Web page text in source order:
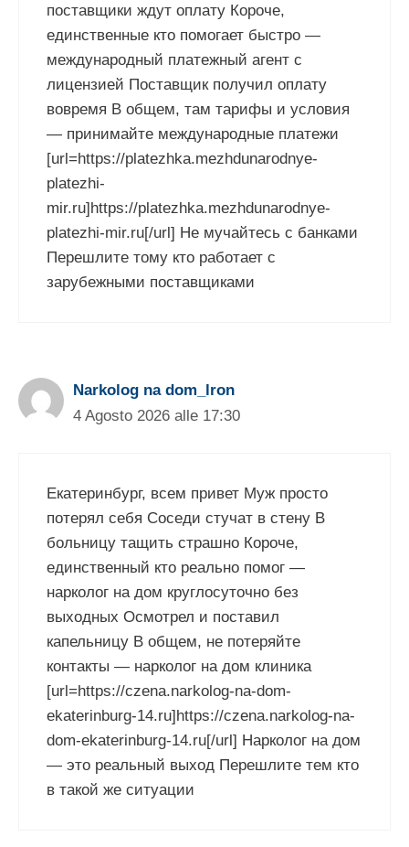
поставщики ждут оплату Короче,
единственные кто помогает быстро —
международный платежный агент с
лицензией Поставщик получил оплату
вовремя В общем, там тарифы и условия
— принимайте международные платежи
[url=https://platezhka.mezhdunarodnye-
platezhi-
mir.ru]https://platezhka.mezhdunarodnye-
platezhi-mir.ru[/url] Не мучайтесь с банками
Перешлите тому кто работает с
зарубежными поставщиками
Narkolog na dom_lron
4 Agosto 2026 alle 17:30
Екатеринбург, всем привет Муж просто
потерял себя Соседи стучат в стену В
больницу тащить страшно Короче,
единственный кто реально помог —
нарколог на дом круглосуточно без
выходных Осмотрел и поставил
капельницу В общем, не потеряйте
контакты — нарколог на дом клиника
[url=https://czena.narkolog-na-dom-
ekaterinburg-14.ru]https://czena.narkolog-na-
dom-ekaterinburg-14.ru[/url] Нарколог на дом
— это реальный выход Перешлите тем кто
в такой же ситуации